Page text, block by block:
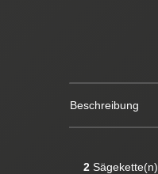
Beschreibung
2Sägekette(n)